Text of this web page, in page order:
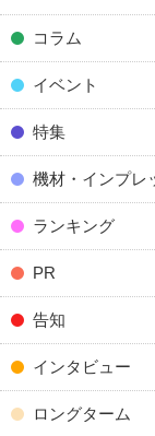
コラム
イベント
特集
機材・インプレ
ランキング
PR
告知
インタビュー
ロングターム